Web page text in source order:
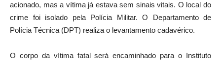
acionado, mas a vítima já estava sem sinais vitais. O local do
crime foi isolado pela Polícia Militar. O Departamento de
Polícia Técnica (DPT) realiza o levantamento cadavérico.
O corpo da vítima fatal será encaminhado para o Instituto